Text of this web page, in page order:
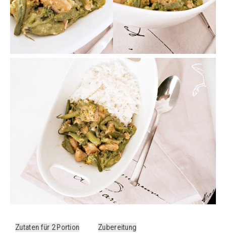
Zutaten für 2 Portion Zubereitung